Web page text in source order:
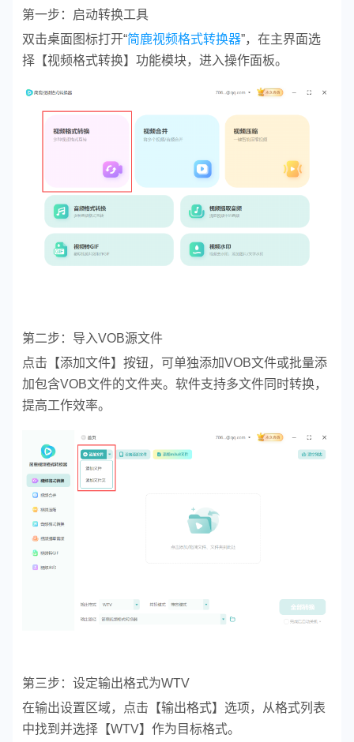
第一步：启动转换工具
双击桌面图标打开“简鹿视频格式转换器”，在主界面选
择【视频格式转换】功能模块，进入操作面板。
第二步：导入VOB源文件
点击【添加文件】按钮，可单独添加VOB文件或批量添
加包含VOB文件的文件夹。软件支持多文件同时转换，
提高工作效率。
第三步：设定输出格式为WTV
在输出设置区域，点击【输出格式】选项，从格式列表
中找到并选择【WTV】作为目标格式。